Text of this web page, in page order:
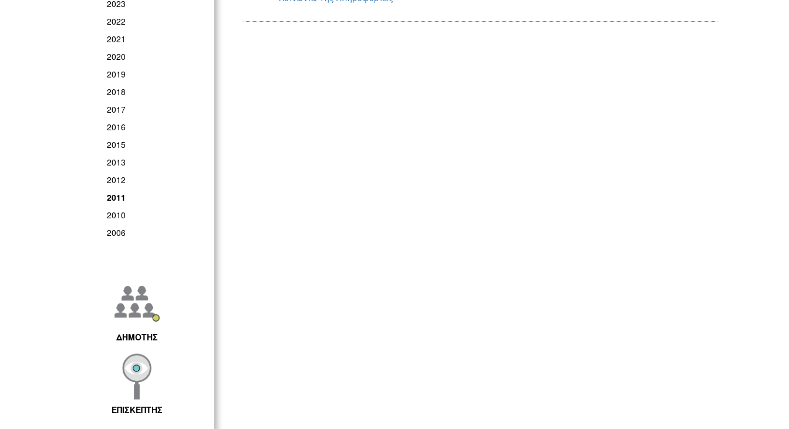
2023
2022
2021
2020
2019
2018
2017
2016
2015
2013
2012
2011
2010
2006
ΔΗΜΟΤΗΣ
ΕΠΙΣΚΕΠΤΗΣ